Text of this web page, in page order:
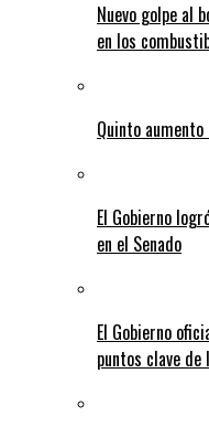
Nuevo golpe al
en los
Quinto
El Gobierno
en el Senado
El Gobierno
puntos clave